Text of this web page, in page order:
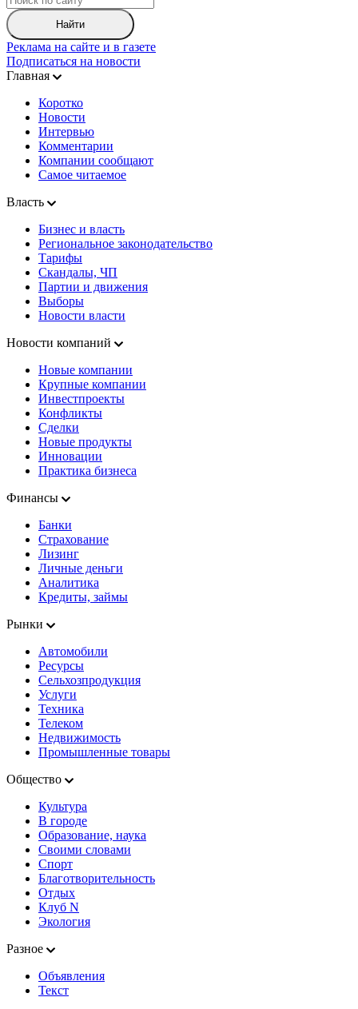
Найти
Реклама на сайте и в газете
Подписаться на новости
Главная
Коротко
Новости
Интервью
Комментарии
Компании сообщают
Самое читаемое
Власть
Бизнес и власть
Региональное законодательство
Тарифы
Скандалы, ЧП
Партии и движения
Выборы
Новости власти
Новости компаний
Новые компании
Крупные компании
Инвестпроекты
Конфликты
Сделки
Новые продукты
Инновации
Практика бизнеса
Финансы
Банки
Страхование
Лизинг
Личные деньги
Аналитика
Кредиты, займы
Рынки
Автомобили
Ресурсы
Сельхозпродукция
Услуги
Техника
Телеком
Недвижимость
Промышленные товары
Общество
Культура
В городе
Образование, наука
Своими словами
Спорт
Благотворительность
Отдых
Клуб N
Экология
Разное
Объявления
Текст